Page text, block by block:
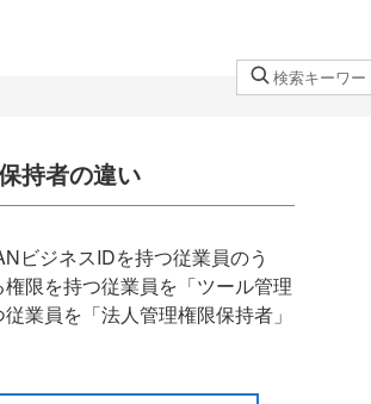
検
索
ー
を
入
力
て
持者の違い
ビジネスIDを持つ従業員のう
限を持つ従業員を「ツール管理
業員を「法人管理権限保持者」